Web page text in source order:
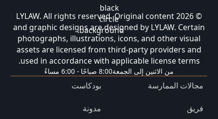
© 2026 LYLAW. All rights reserved. Original content
and graphic designs are designed by LYLAW. Certain
photographs, illustrations, icons, and other visual
assets are licensed from third-party providers and
used in accordance with applicable license terms.
من الاثنين إلى الجمعة8:00 صباحًا - 6:00 مساءً
مجالات الممارسة بودكاست
فريق مدونة